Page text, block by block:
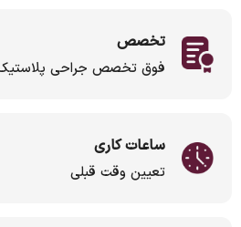
تخصص
فوق تخصص جراحی پلاستیک
ساعات کاری
تعیین وقت قبلی